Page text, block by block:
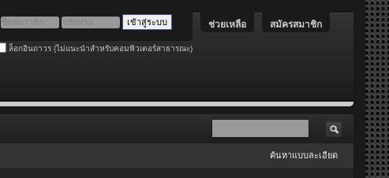
สมัครสมาชิก
ช่วยเหลือ
ล็อกอินถาวร (ไม่แนะนำสำหรับคอมพิวเตอร์สาธารณะ)
ค้นหาแบบละเอียด